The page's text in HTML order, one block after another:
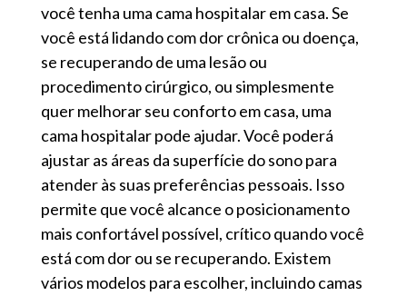
você tenha uma cama hospitalar em casa. Se
você está lidando com dor crônica ou doença,
se recuperando de uma lesão ou
procedimento cirúrgico, ou simplesmente
quer melhorar seu conforto em casa, uma
cama hospitalar pode ajudar. Você poderá
ajustar as áreas da superfície do sono para
atender às suas preferências pessoais. Isso
permite que você alcance o posicionamento
mais confortável possível, crítico quando você
está com dor ou se recuperando. Existem
vários modelos para escolher, incluindo camas